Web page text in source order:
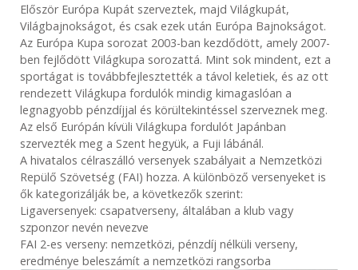
Először Európa Kupát szerveztek, majd Világkupát,
Világbajnokságot, és csak ezek után Európa Bajnokságot.
Az Európa Kupa sorozat 2003-ban kezdődött, amely 2007-
ben fejlődött Világkupa sorozattá. Mint sok mindent, ezt a
sportágat is továbbfejlesztették a távol keletiek, és az ott
rendezett Világkupa fordulók mindig kimagaslóan a
legnagyobb pénzdíjjal és körültekintéssel szerveznek meg.
Az első Európán kívüli Világkupa fordulót Japánban
szervezték meg a Szent hegyük, a Fuji lábánál.
A hivatalos célraszálló versenyek szabályait a Nemzetközi
Repülő Szövetség (FAI) hozza. A különböző versenyeket is
ők kategorizálják be, a következők szerint:
Ligaversenyek: csapatverseny, általában a klub vagy
szponzor nevén nevezve
FAI 2-es verseny: nemzetközi, pénzdíj nélküli verseny,
eredménye beleszámít a nemzetközi rangsorba